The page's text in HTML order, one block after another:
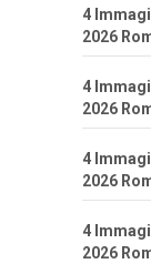
4
2026
4
2026
4
2026
4
2026